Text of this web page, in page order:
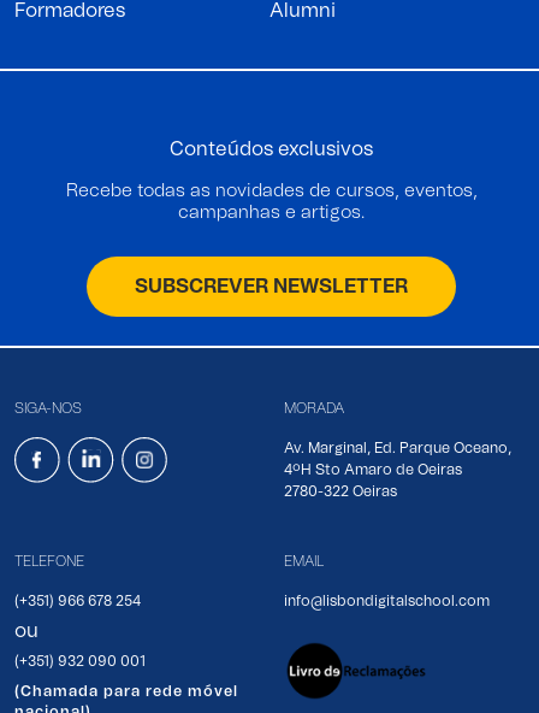
Formadores Alumni
Conteúdos exclusivos
Recebe todas as novidades de cursos, eventos,
campanhas e artigos.
SUBSCREVER NEWSLETTER
SIGA-NOS MORADA
Av. Marginal, Ed. Parque Oceano,
4ºH Sto Amaro de Oeiras
2780-322 Oeiras
TELEFONE
(+351) 966 678 254
ou
(+351) 932 090 001
(Chamada para rede móvel
EMAIL
info@lisbondigitalschool.com